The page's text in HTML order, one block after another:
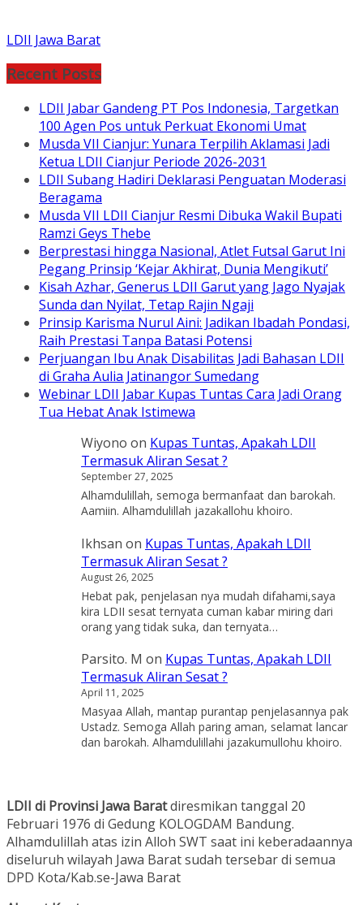
LDII Jawa Barat
Recent Posts
LDII Jabar Gandeng PT Pos Indonesia, Targetkan
100 Agen Pos untuk Perkuat Ekonomi Umat
Musda VII Cianjur: Yunara Terpilih Aklamasi Jadi
Ketua LDII Cianjur Periode 2026-2031
LDII Subang Hadiri Deklarasi Penguatan Moderasi
Beragama
Musda VII LDII Cianjur Resmi Dibuka Wakil Bupati
Ramzi Geys Thebe
Berprestasi hingga Nasional, Atlet Futsal Garut Ini
Pegang Prinsip ‘Kejar Akhirat, Dunia Mengikuti’
Kisah Azhar, Generus LDII Garut yang Jago Nyajak
Sunda dan Nyilat, Tetap Rajin Ngaji
Prinsip Karisma Nurul Aini: Jadikan Ibadah Pondasi,
Raih Prestasi Tanpa Batasi Potensi
Perjuangan Ibu Anak Disabilitas Jadi Bahasan LDII
di Graha Aulia Jatinangor Sumedang
Webinar LDII Jabar Kupas Tuntas Cara Jadi Orang
Tua Hebat Anak Istimewa
Wiyono on Kupas Tuntas, Apakah LDII
Termasuk Aliran Sesat ?
September 27, 2025
Alhamdulillah, semoga bermanfaat dan barokah.
Aamiin. Alhamdulillah jazakallohu khoiro.
Ikhsan on Kupas Tuntas, Apakah LDII
Termasuk Aliran Sesat ?
August 26, 2025
Hebat pak, penjelasan nya mudah difahami,saya
kira LDII sesat ternyata cuman kabar miring dari
orang yang tidak suka, dan ternyata…
Parsito. M on Kupas Tuntas, Apakah LDII
Termasuk Aliran Sesat ?
April 11, 2025
Masyaa Allah, mantap purantap penjelasannya pak
Ustadz. Semoga Allah paring aman, selamat lancar
dan barokah. Alhamdulillahi jazakumullohu khoiro.
LDII di Provinsi Jawa Baratdiresmikan tanggal 20
Februari 1976 di Gedung KOLOGDAM Bandung.
Alhamdulillah atas izin Alloh SWT saat ini keberadaannya
diseluruh wilayah Jawa Barat sudah tersebar di semua
DPD Kota/Kab.se-Jawa Barat